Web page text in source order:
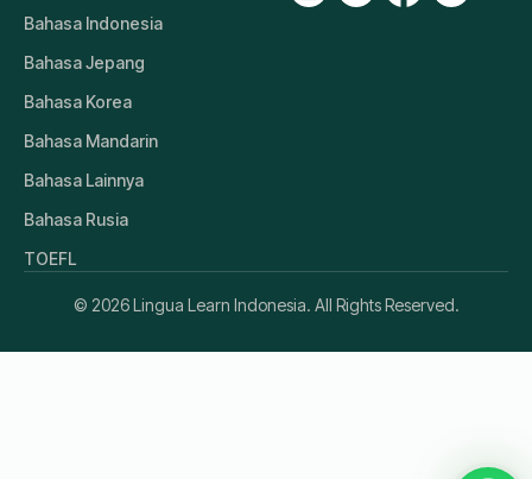
Bahasa Indonesia
Bahasa Jepang
Bahasa Korea
Bahasa Mandarin
Bahasa Lainnya
Bahasa Rusia
TOEFL
© 2026 Lingua Learn Indonesia. All Rights Reserved.